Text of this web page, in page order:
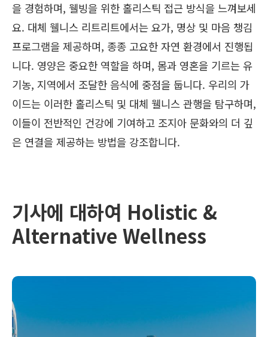
을 경험하며, 웰빙을 위한 홀리스틱 접근 방식을 느껴보세
요. 대체 웰니스 리트리트에서는 요가, 명상 및 마음 챙김
프로그램을 제공하며, 종종 고요한 자연 환경에서 진행됩
니다. 영양은 중요한 역할을 하며, 몸과 영혼을 기르는 유
기농, 지역에서 조달한 음식에 중점을 둡니다. 우리의 가
이드는 이러한 홀리스틱 및 대체 웰니스 관행을 탐구하며,
이들이 전반적인 건강에 기여하고 조지아 문화와의 더 깊
은 연결을 제공하는 방법을 강조합니다.
기사에 대하여 Holistic &
Alternative Wellness